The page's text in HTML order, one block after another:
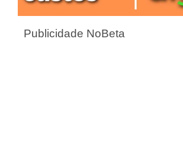
Publicidade NoBeta